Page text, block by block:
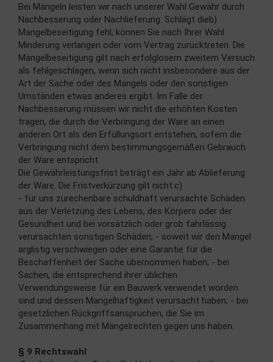
Bei Mängeln leisten wir nach unserer Wahl Gewähr durch
Nachbesserung oder Nachlieferung. Schlägt dieb)
Mangelbeseitigung fehl, können Sie nach Ihrer Wahl
Minderung verlangen oder vom Vertrag zurücktreten. Die
Mängelbeseitigung gilt nach erfolglosem zweitem Versuch
als fehlgeschlagen, wenn sich nicht insbesondere aus der
Art der Sache oder des Mangels oder den sonstigen
Umständen etwas anderes ergibt. Im Falle der
Nachbesserung müssen wir nicht die erhöhten Kosten
tragen, die durch die Verbringung der Ware an einen
anderen Ort als den Erfüllungsort entstehen, sofern die
Verbringung nicht dem bestimmungsgemäßen Gebrauch
der Ware entspricht.
Die Gewährleistungsfrist beträgt ein Jahr ab Ablieferung
der Ware. Die Fristverkürzung gilt nicht:c)
- für uns zurechenbare schuldhaft verursachte Schäden
aus der Verletzung des Lebens, des Körpers oder der
Gesundheit und bei vorsätzlich oder grob fahrlässig
verursachten sonstigen Schäden; - soweit wir den Mangel
arglistig verschwiegen oder eine Garantie für die
Beschaffenheit der Sache übernommen haben; - bei
Sachen, die entsprechend ihrer üblichen
Verwendungsweise für ein Bauwerk verwendet worden
sind und dessen Mangelhaftigkeit verursacht haben; - bei
gesetzlichen Rückgriffsansprüchen, die Sie im
Zusammenhang mit Mängelrechten gegen uns haben.
§ 9 Rechtswahl